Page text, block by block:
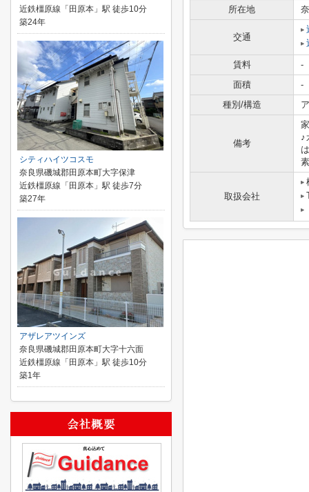
所在地
交通
賃料
-
面積
-
種別/構造
備考
♪
取扱会社
近鉄橿原線「田原本」駅 徒歩10分
築24年
シティハイツコスモ
奈良県磯城郡田原本町大字保津
近鉄橿原線「田原本」駅 徒歩7分
築27年
アザレアツインズ
奈良県磯城郡田原本町大字十六面
近鉄橿原線「田原本」駅 徒歩10分
築1年